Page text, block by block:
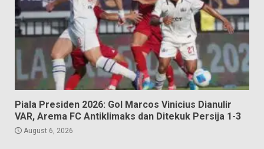
Piala Presiden 2026: Gol Marcos Vinicius Dianulir
VAR, Arema FC Antiklimaks dan Ditekuk Persija 1-3
August 6, 2026